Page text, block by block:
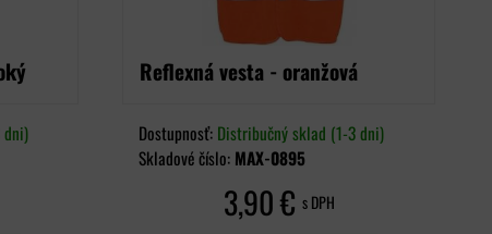
Reflexná vesta - oranžová
Dostupnosť: Distribučný sklad (1-3 dni)
Skladové číslo: MAX-0895
3,90 € s DPH